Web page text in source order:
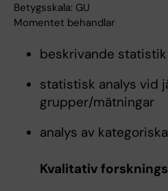
Betygsskala: GU
Momentet behandlar
beskrivande statistik
statistisk analys vid
grupper/mätningar
analys av
Kvalitativ